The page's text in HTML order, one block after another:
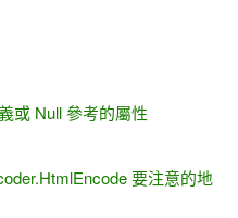
或 Null 參考的屬性
要注意的地